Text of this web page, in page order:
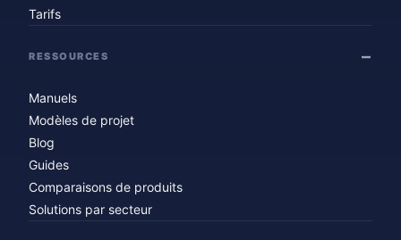
Tarifs
RESSOURCES
Manuels
Modèles de projet
Blog
Guides
Comparaisons de produits
Solutions par secteur